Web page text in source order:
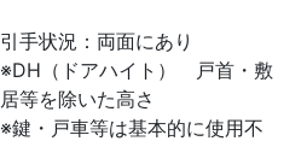
引手状況：両面にあり
※DH（ドアハイト） 戸首・敷
居等を除いた高さ
※鍵・戸車等は基本的に使用不